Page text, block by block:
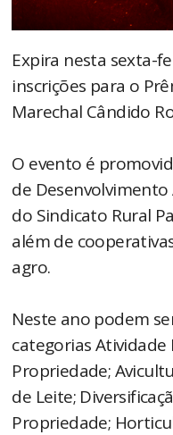
Expira nesta sexta-
inscrições para o
Marechal Cândido
O evento é
de
do Sindicato Rural
além de
agro.
Neste ano podem
categorias Atividade
Propriedade;
de Leite;
Propriedade;